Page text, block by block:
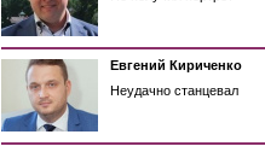
Евгений Кириченко
Неудачно станцевал